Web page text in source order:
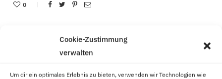
Cookie-Zustimmung
verwalten
Um dir ein optimales Erlebnis zu bieten, verwenden wir Technologien wie
0